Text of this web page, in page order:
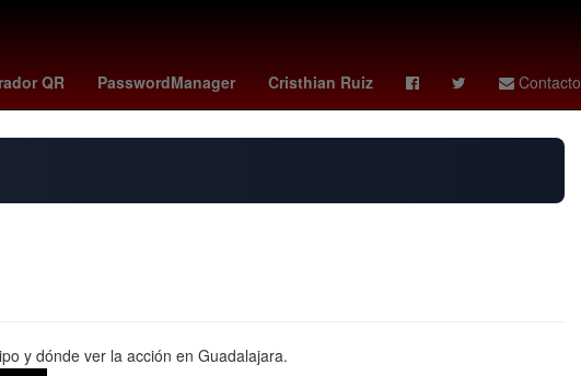
QR PasswordManager Cristhian Ruiz Contacto
Agresión Senador sección 22 - cnte Aguascalientes
y dónde ver la acción en Guadalajara.